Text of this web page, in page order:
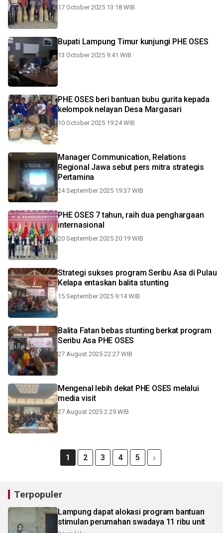
17 October 2025 13:18 WIB
Bupati Lampung Timur kunjungi PHE OSES
13 October 2025 9:41 WIB
PHE OSES beri bantuan bubu gurita kepada
kelompok nelayan Desa Margasari
10 October 2025 19:24 WIB
Manager Communication, Relations
Regional Jawa sebut pers mitra strategis
Pertamina
24 September 2025 19:37 WIB
PHE OSES 7 tahun, raih dua penghargaan
internasional
20 September 2025 20:19 WIB
Strategi sukses program Seribu Asa di Pulau
Kelapa entaskan balita stunting
15 September 2025 9:14 WIB
Balita Fatan bebas stunting berkat program
Seribu Asa PHE OSES
27 August 2025 22:27 WIB
Mengenal lebih dekat PHE OSES melalui
media visit
27 August 2025 2:29 WIB
1 2 3 4 5
Terpopuler
Lampung dapat alokasi program bantuan
stimulan perumahan swadaya 11 ribu unit